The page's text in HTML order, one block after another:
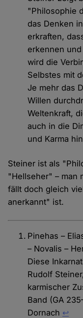
"Philosophie
das Denken
erkraften,
erkennen
wird die
Selbstes mit
Je mehr das
Willen
Weltenkraft,
auch in die
und Karma
Steiner ist als
"Hellseher" – man
fällt doch gleich
anerkannt" ist.
Pinehas –
– Novalis –
Diese
Rudolf
karmischer
Band (GA
Dornach ↩